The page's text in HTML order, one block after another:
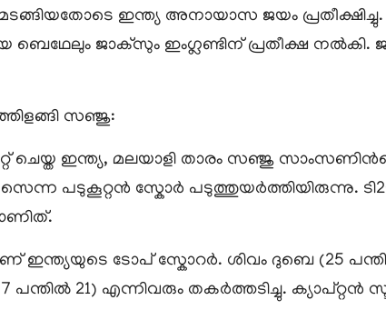
ഇന്ത്യ അനായാസ ജയം
ബെഥേലും ജാക്സും ഇംഗ്ലണ്ടിന് പ്രതീക്ഷ
സഞ്ജു:
ചെയ്ത ഇന്ത്യ, മലയാളി താരം സഞ്ജു
പടുകൂറ്റൻ സ്കോർ പടുത്തുയർത്തിയിരുന്നു.
ടോപ് സ്കോറര്‍. ശിവം ദുബെ (25
പന്തില്‍ 21) എന്നിവരും തകർത്തടിച്ചു.